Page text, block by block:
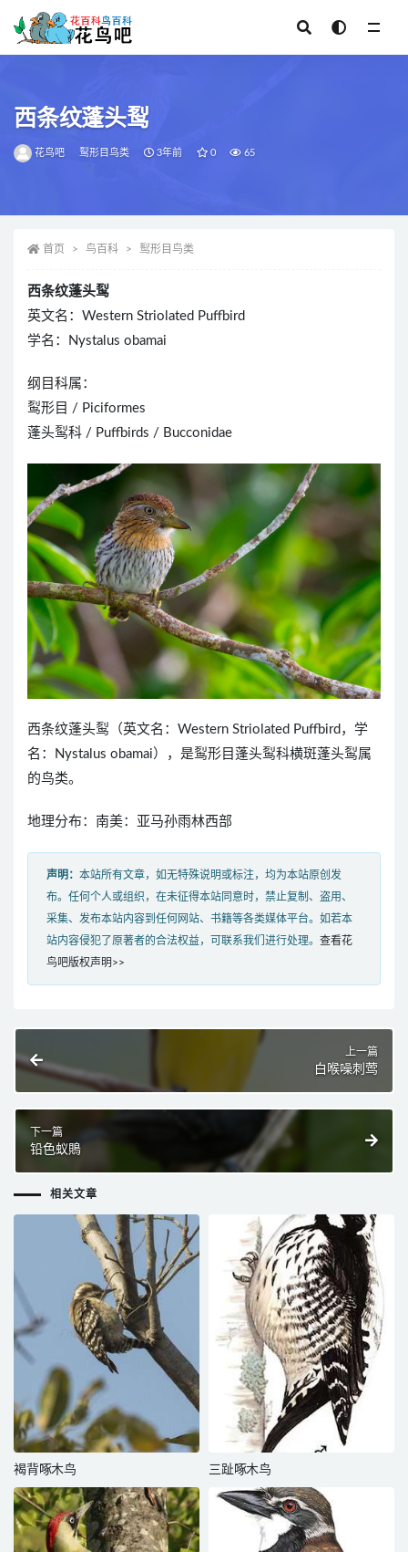
西条纹蓬头䴕
花鸟吧 䴕形目鸟类 3年前 0 65
首页 鸟百科 䴕形目鸟类
西条纹蓬头䴕
英文名：Western Striolated Puffbird
学名：Nystalus obamai
纲目科属：
䴕形目 / Piciformes
蓬头䴕科 / Puffbirds / Bucconidae
西条纹蓬头䴕（英文名：Western Striolated Puffbird，学
名：Nystalus obamai），是䴕形目蓬头䴕科横斑蓬头䴕属
的鸟类。
地理分布：南美：亚马孙雨林西部
声明： 本站所有文章，如无特殊说明或标注，均为本站原创发
布。任何个人或组织，在未征得本站同意时，禁止复制、盗用、
采集、发布本站内容到任何网站、书籍等各类媒体平台。如若本
站内容侵犯了原著者的合法权益，可联系我们进行处理。 查看花
鸟吧版权声明>>
上一篇
白喉噪刺莺
下一篇
铅色蚁鵙
相关文章
褐背啄木鸟 三趾啄木鸟